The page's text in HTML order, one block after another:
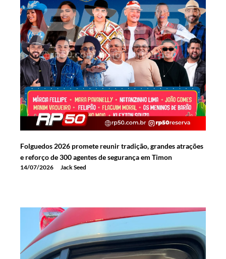
Folguedos 2026 promete reunir tradição, grandes atrações
e reforço de 300 agentes de segurança em Timon
14/07/2026 Jack Seed